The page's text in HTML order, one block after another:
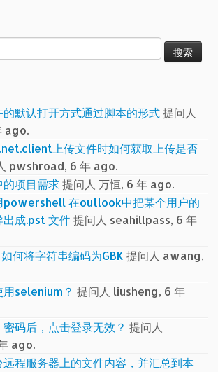
默认打开方式通过脚本的形式提问人
ago.
上传文件时如何获取上传是否
pwshroad, 6 年 ago.
项目需求提问人 万恒, 6 年 ago.
powershell 在outlook中把某个用户的
出成.pst 文件提问人 seahillpass, 6 年
何将字符串编码为GBK 提问人 awang,
selenium？ 提问人 liusheng, 6 年
码后，点击登录无效？ 提问人
ago.
程服务器上的文件内容，并汇总到本